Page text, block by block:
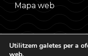
Mapa web
Utilitzem galetes per a